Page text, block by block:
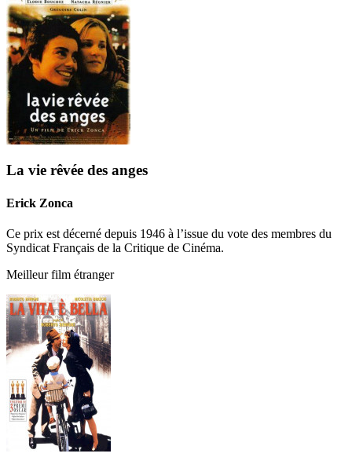
La vie rêvée des anges
Erick Zonca
Ce prix est décerné depuis 1946 à l’issue du vote des membres du
Syndicat Français de la Critique de Cinéma.
Meilleur film étranger